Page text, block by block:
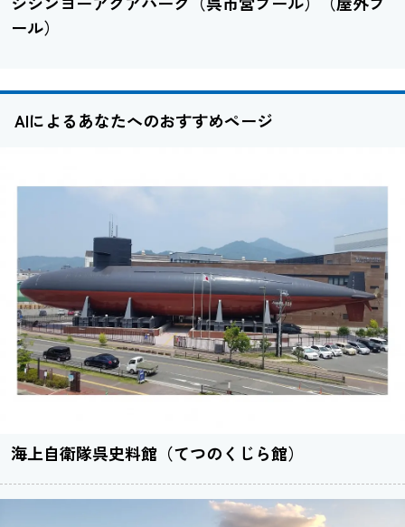
ール）
AIによるあなたへのおすすめページ
海上自衛隊呉史料館（てつのくじら館）